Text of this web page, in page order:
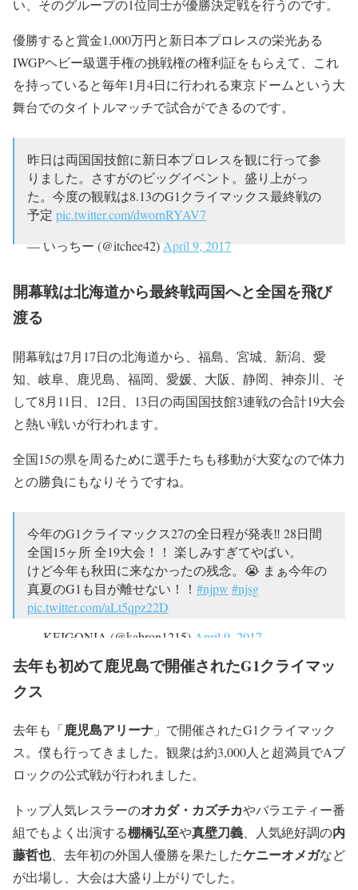
い、そのグループの1位同士が優勝決定戦を行うのです。
優勝すると賞金1,000万円と新日本プロレスの栄光ある
IWGPヘビー級選手権の挑戦権の権利証をもらえて、これ
を持っていると毎年1月4日に行われる東京ドームという大
舞台でのタイトルマッチで試合ができるのです。
昨日は両国国技館に新日本プロレスを観に行って参
りました。さすがのビッグイベント。盛り上がっ
た。今度の観戦は8.13のG1クライマックス最終戦の
予定 pic.twitter.com/dwornRYAV7
— いっちー (@itchee42)April 9, 2017
開幕戦は北海道から最終戦両国へと全国を飛び
渡る
開幕戦は7月17日の北海道から、福島、宮城、新潟、愛
知、岐阜、鹿児島、福岡、愛媛、大阪、静岡、神奈川、そ
して8月11日、12日、13日の両国国技館3連戦の合計19大会
と熱い戦いが行われます。
全国15の県を周るために選手たちも移動が大変なので体力
との勝負にもなりそうですね。
今年のG1クライマックス27の全日程が発表‼️ 28日間
全国15ヶ所 全19大会！！ 楽しみすぎてやばい。
けど今年も秋田に来なかったの残念。😭 まぁ今年の
真夏のG1も目が離せない！！ #njpw #njsg
pic.twitter.com/aLt5qpz22D
— KEIGONIA (@kabron1215) April 9, 2017
去年も初めて鹿児島で開催されたG1クライマッ
クス
去年も「鹿児島アリーナ 」で開催されたG1クライマック
ス。僕も行ってきました。観衆は約3,000人と超満員でAブ
ロックの公式戦が行われました。
トップ人気レスラーのオカダ・カズチカやバラエティー番
組でもよく出演する棚橋弘至や真壁刀義、人気絶好調の内
藤哲也、去年初の外国人優勝を果たしたケニーオメガなど
が出場し、大会は大盛り上がりでした。